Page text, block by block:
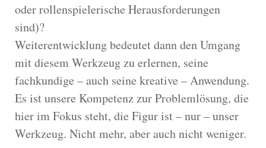
oder rollenspielerische Herausforderungen
sind)?
Weiterentwicklung bedeutet dann den Umgang
mit diesem Werkzeug zu erlernen, seine
fachkundige – auch seine kreative – Anwendung.
Es ist unsere Kompetenz zur Problemlösung, die
hier im Fokus steht, die Figur ist – nur – unser
Werkzeug. Nicht mehr, aber auch nicht weniger.